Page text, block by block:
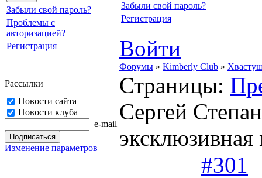
Забыли свой пароль?
Проблемы с
авторизацией?
Регистрация
Рассылки
Новости сайта
Новости клуба
e-mail
Изменение параметров
Забыли свой пароль?
Регистрация
Войти
Форумы » Kimberly Club »
Страницы:
Сергей
эксклюзивная
#301